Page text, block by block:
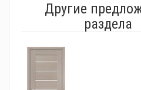
Другие
раздела